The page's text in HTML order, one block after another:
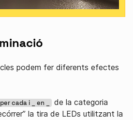
podem fer diferents efectes
per cada i _ en _
de la categoria
la tira de LEDs utilitzant la